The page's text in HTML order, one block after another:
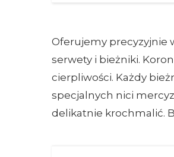
Oferujemy precyzyjnie
serwety i bieżniki.
cierpliwości. Każdy
specjalnych nici
delikatnie krochmalić.